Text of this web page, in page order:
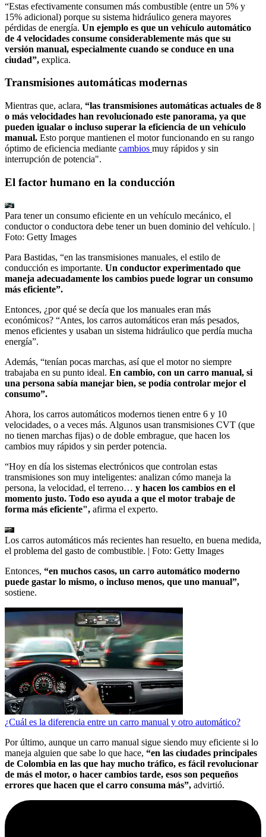
“Estas efectivamente consumen más combustible (entre un 5% y
15% adicional) porque su sistema hidráulico genera mayores
pérdidas de energía. Un ejemplo es que un vehículo automático
de 4 velocidades consume considerablemente más que su
versión manual, especialmente cuando se conduce en una
ciudad”, explica.
Transmisiones automáticas modernas
Mientras que, aclara, “las transmisiones automáticas actuales de 8
o más velocidades han revolucionado este panorama, ya que
pueden igualar o incluso superar la eficiencia de un vehículo
manual. Esto porque mantienen el motor funcionando en su rango
óptimo de eficiencia mediante cambios muy rápidos y sin
interrupción de potencia".
El factor humano en la conducción
Para tener un consumo eficiente en un vehículo mecánico, el
conductor o conductora debe tener un buen dominio del vehículo. |
Foto: Getty Images
Para Bastidas, “en las transmisiones manuales, el estilo de
conducción es importante. Un conductor experimentado que
maneja adecuadamente los cambios puede lograr un consumo
más eficiente”.
Entonces, ¿por qué se decía que los manuales eran más
económicos? “Antes, los carros automáticos eran más pesados,
menos eficientes y usaban un sistema hidráulico que perdía mucha
energía”.
Además, “tenían pocas marchas, así que el motor no siempre
trabajaba en su punto ideal. En cambio, con un carro manual, si
una persona sabía manejar bien, se podía controlar mejor el
consumo”.
Ahora, los carros automáticos modernos tienen entre 6 y 10
velocidades, o a veces más. Algunos usan transmisiones CVT (que
no tienen marchas fijas) o de doble embrague, que hacen los
cambios muy rápidos y sin perder potencia.
“Hoy en día los sistemas electrónicos que controlan estas
transmisiones son muy inteligentes: analizan cómo maneja la
persona, la velocidad, el terreno… y hacen los cambios en el
momento justo. Todo eso ayuda a que el motor trabaje de
forma más eficiente", afirma el experto.
Los carros automáticos más recientes han resuelto, en buena medida,
el problema del gasto de combustible. | Foto: Getty Images
Entonces, “en muchos casos, un carro automático moderno
puede gastar lo mismo, o incluso menos, que uno manual”,
sostiene.
¿Cuál es la diferencia entre un carro manual y otro automático?
Por último, aunque un carro manual sigue siendo muy eficiente si lo
maneja alguien que sabe lo que hace, “en las ciudades principales
de Colombia en las que hay mucho tráfico, es fácil revolucionar
de más el motor, o hacer cambios tarde, esos son pequeños
errores que hacen que el carro consuma más”, advirtió.